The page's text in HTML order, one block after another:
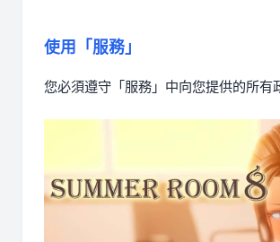
使用「服務」
您必須遵守「服務」中向您提供的所有